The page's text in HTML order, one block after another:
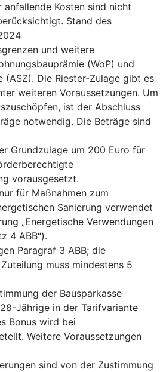
Kosten sind nicht
Stand des
und weitere
(WoP) und
(ASZ). Die Riester-Zulage gibt es
weiteren Voraussetzungen. Um
ist der Abschluss
notwendig. Die Beträge sind
Grundzulage um 200 Euro für
vorausgesetzt.
für Maßnahmen zum
Sanierung verwendet
„Energetische Verwendungen
4 ABB“).
Paragraf 3 ABB; die
muss mindestens 5
der Bausparkasse
Jährige in der Tarifvariante
Bonus wird bei
Weitere Voraussetzungen
sind von der Zustimmung